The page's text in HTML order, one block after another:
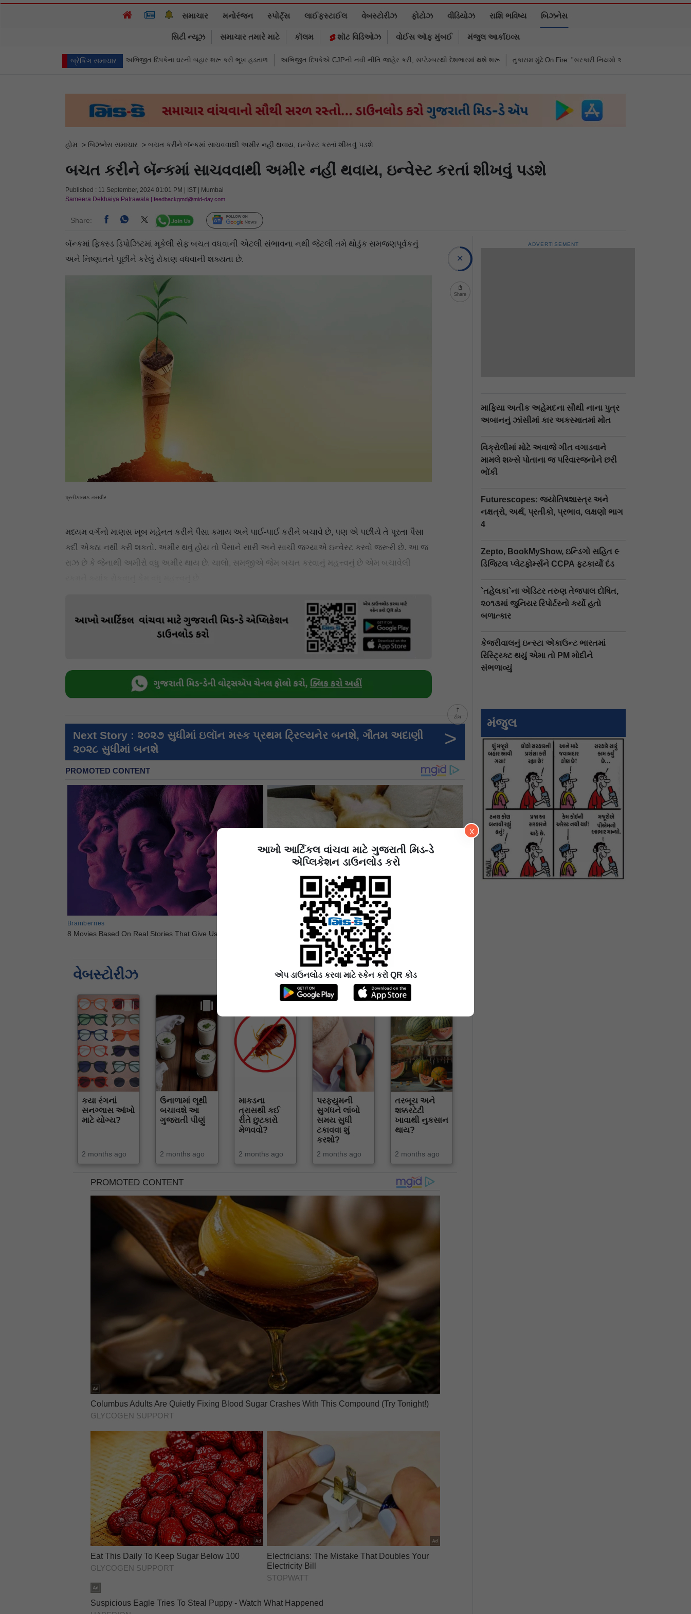
સમાચાર મનોરંજન સ્પોર્ટ્સ લાઈફસ્ટાઈલ વેબસ્ટોરીઝ ફોટોઝ વીડિયોઝ રાશિ ભવિષ્ય બિઝનેસ
સિટી ન્યૂઝ સમાચાર તમારે માટે કૉલમ શૉટ વિડિઓઝ વોઈસ ઑફ મુંબઈ મંજુલ આર્કાઇવ્સ
બ્રેકિંગ સમાચાર
નથી જોઈતા”: CJPના અભિજીત દિપકેના ઘરની બહાર શરૂ કરી ભૂખ હડતાળ અભિજીત દિપકેએ CJPની નવી નીતિ જાહેર કરી, સપ્ટેમ્બરથી દેશભારમાં થશે શરૂ તુકારામ મુંઢે On Fire: "સરકારી નિયમો અનુસાર કામ નથી કરવું તો રાજીનામું આપી દો"
હોમ > બિઝનેસ સમાચાર > બચત કરીને બૅન્કમાં સાચવવાથી અમીર નહીં થવાય, ઇન્વેસ્ટ કરતાં શીખવું પડશે
બચત કરીને બૅન્કમાં સાચવવાથી અમીર નહીં થવાય, ઇન્વેસ્ટ કરતાં શીખવું પડશે
Published : 11 September, 2024 01:01 PM | IST | Mumbai
Sameera Dekhaiya Patrawala | feedbackgmd@mid-day.com
Share: Follow Us
ટોચ
બૅન્કમાં ફિક્સ્ડ ડિપોઝિટમાં મૂકેલી સેફ બચત વધવાની એટલી સંભાવના નથી જેટલી તમે થોડુંક સમજણપૂર્વકનું
અને નિષ્ણાતને પૂછીને કરેલું રોકાણ વધવાની શક્યતા છે.
પ્રતીકાત્મક તસવીર
મધ્યમ વર્ગનો માણસ ખૂબ મહેનત કરીને પૈસા કમાય અને પાઈ-પાઈ કરીને બચાવે છે, પણ એ પછીયે તે પૂરતા પૈસા
કદી એકઠા નથી કરી શકતો. અમીર થવું હોય તો પૈસાને સારી અને સાચી જગ્યાએ ઇન્વેસ્ટ કરવો જરૂરી છે. આ જ
રાઝ છે કે જેનાથી અમીરો વધુ અમીર થાય છે. ચાલો, સમજીએ જેમ બચત કરવાનું મહત્ત્વનું છે એમ બચાવેલી
X
આખો આર્ટિકલ વાંચવા માટે ગુજરાતી મિડ-ડે
એપ્લિકેશન ડાઉનલોડ કરો
એપ ડાઉનલોડ કરવા માટે સ્કેન કરો QR કોડ
Share
Next Story : ૨૦૨૭ સુધીમાં ઇલૉન મસ્ક પ્રથમ ટ્રિલ્યનેર બનશે, ગૌતમ અદાણી
૨૦૨૮ સુધીમાં બનશે
>
વેબસ્ટોરીઝ બધુજ જુઓ
કયા રંગનાં
સનગ્લાસ આંખો
માટે યોગ્ય?
2 months ago
ઉનાળામાં લૂથી
બચાવશે આ
ગુજરાતી પીણું
2 months ago
માકડના
ત્રાસથી કઈ
રીતે છુટકારો
મેળવવો?
2 months ago
પરફ્યુમની
સુગંધને લાંબો
સમય સુધી
ટકાવવા શું
કરશો?
2 months ago
તરબૂચ અને
શક્કરટેટી
ખાવાથી નુકસાન
થાય?
2 months ago
ADVERTISEMENT
માફિયા અતીક અહેમદના સૌથી નાના પુત્ર
અબાનનું ઝાંસીમાં કાર અકસ્માતમાં મોત
વિક્રોલીમાં મોટે અવાજે ગીત વગાડવાને
મામલે શખ્સે પોતાના જ પરિવારજનોને છરી
ભોંકી
Futurescopes: જ્યોતિષશાસ્ત્ર અને
નક્ષત્રો, અર્થ, પ્રતીકો, પ્રભાવ, લક્ષણો ભાગ
4
Zepto, BookMyShow, ઇન્ડિગો સહિત ૯
ડિજિટલ પ્લેટફોર્મ્સને CCPA ફટકાર્યો દંડ
`તહેલકા`ના એડિટર તરુણ તેજપાલ દોષિત,
૨૦૧૩માં જુનિયર રિપોર્ટરનો કર્યો હતો
બળાત્કાર
કેજરીવાલનું ઇન્સ્ટા એકાઉન્ટ ભારતમાં
રિસ્ટ્રિક્ટ થયું એમા તો PM મોદીને
સંભળાવ્યું
મંજુલ